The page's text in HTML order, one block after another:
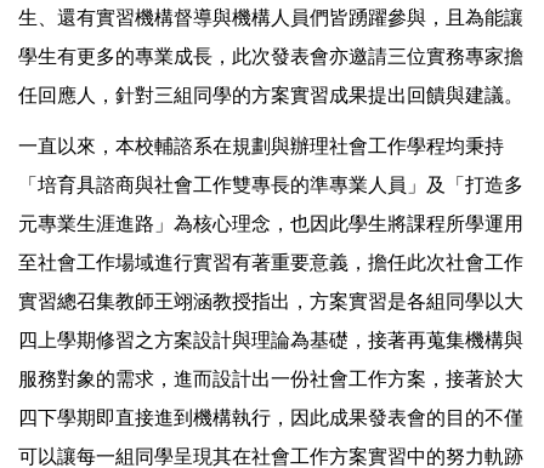
生、還有實習機構督導與機構人員們皆踴躍參與，且為能讓
學生有更多的專業成長，此次發表會亦邀請三位實務專家擔
任回應人，針對三組同學的方案實習成果提出回饋與建議。
一直以來，本校輔諮系在規劃與辦理社會工作學程均秉持
「培育具諮商與社會工作雙專長的準專業人員」及「打造多
元專業生涯進路」為核心理念，也因此學生將課程所學運用
至社會工作場域進行實習有著重要意義，擔任此次社會工作
實習總召集教師王翊涵教授指出，方案實習是各組同學以大
四上學期修習之方案設計與理論為基礎，接著再蒐集機構與
服務對象的需求，進而設計出一份社會工作方案，接著於大
四下學期即直接進到機構執行，因此成果發表會的目的不僅
可以讓每一組同學呈現其在社會工作方案實習中的努力軌跡